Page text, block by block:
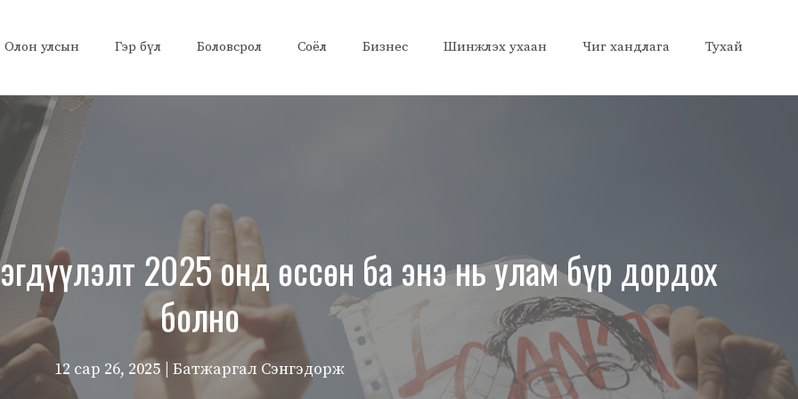
Олон улсын Гэр бүл Боловсрол Соёл Бизнес Шинжлэх ухаан Чиг хандлага Тухай
2025 онд өссөн ба энэ нь улам бүр дордох
болно
12 сар 26, 2025 | Батжаргал Сэнгэдорж